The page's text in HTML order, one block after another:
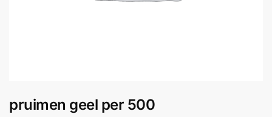
pruimen geel per 500